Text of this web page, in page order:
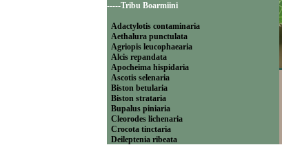
-----Tribu Boarmiini
Adactylotis contaminaria
Aethalura punctulata
Agriopis leucophaearia
Alcis repandata
Apocheima hispidaria
Ascotis selenaria
Biston betularia
Biston strataria
Bupalus piniaria
Cleorodes lichenaria
Crocota tinctaria
Deileptenia ribeata